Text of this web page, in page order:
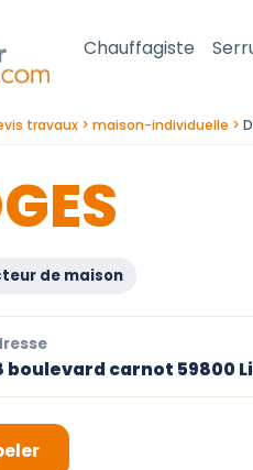
Chauffagiste
travaux maison-individuelle
de maison
boulevard carnot 59800